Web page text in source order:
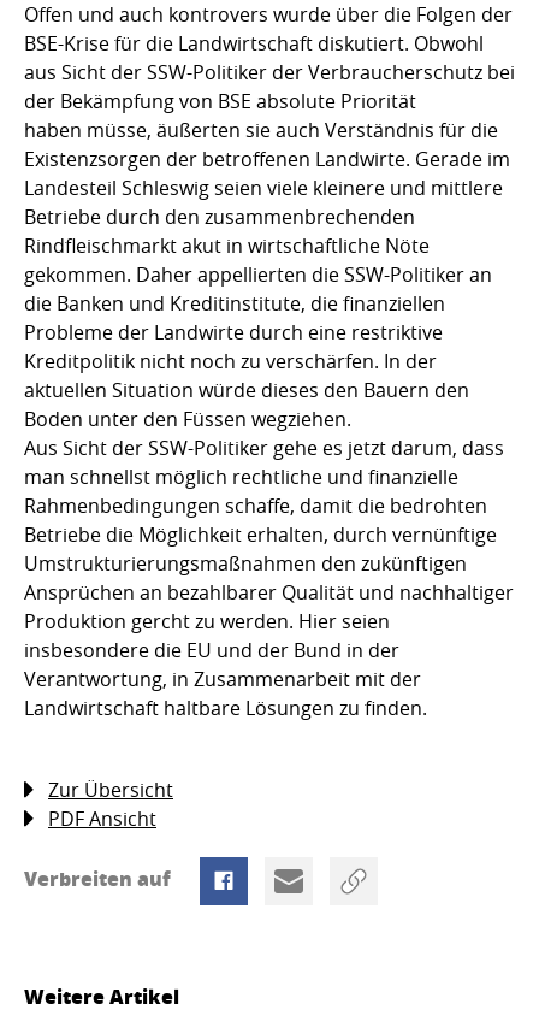
Offen und auch kontrovers wurde über die Folgen der
BSE-Krise für die Landwirtschaft diskutiert. Obwohl
aus Sicht der SSW-Politiker der Verbraucherschutz bei
der Bekämpfung von BSE absolute Priorität
haben müsse, äußerten sie auch Verständnis für die
Existenzsorgen der betroffenen Landwirte. Gerade im
Landesteil Schleswig seien viele kleinere und mittlere
Betriebe durch den zusammenbrechenden
Rindfleischmarkt akut in wirtschaftliche Nöte
gekommen. Daher appellierten die SSW-Politiker an
die Banken und Kreditinstitute, die finanziellen
Probleme der Landwirte durch eine restriktive
Kreditpolitik nicht noch zu verschärfen. In der
aktuellen Situation würde dieses den Bauern den
Boden unter den Füssen wegziehen.
Aus Sicht der SSW-Politiker gehe es jetzt darum, dass
man schnellst möglich rechtliche und finanzielle
Rahmenbedingungen schaffe, damit die bedrohten
Betriebe die Möglichkeit erhalten, durch vernünftige
Umstrukturierungsmaßnahmen den zukünftigen
Ansprüchen an bezahlbarer Qualität und nachhaltiger
Produktion gercht zu werden. Hier seien
insbesondere die EU und der Bund in der
Verantwortung, in Zusammenarbeit mit der
Landwirtschaft haltbare Lösungen zu finden.
Zur Übersicht
PDF Ansicht
Verbreiten auf
Weitere Artikel